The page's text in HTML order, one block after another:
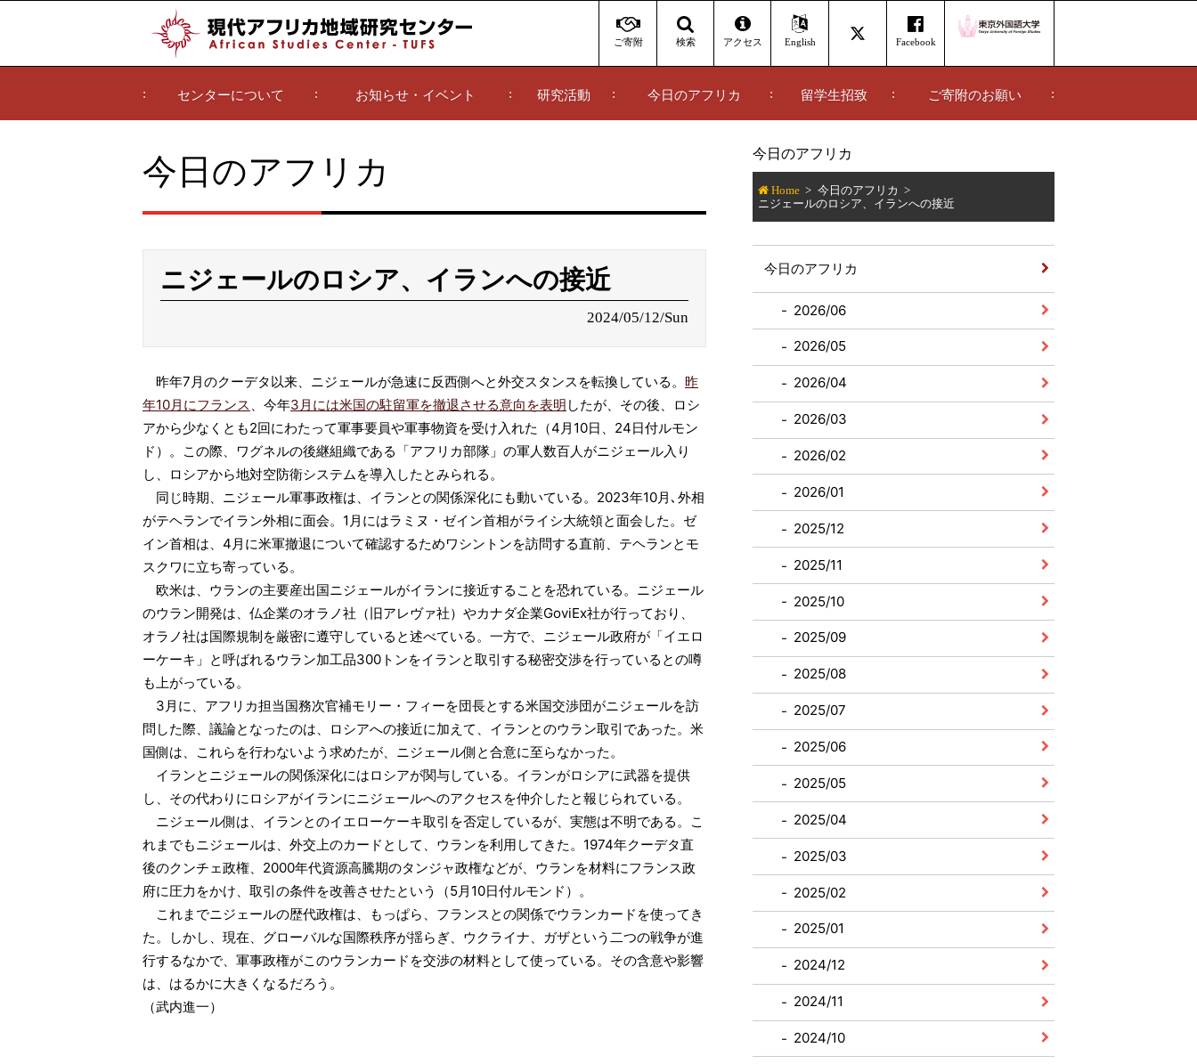
ご寄附 検索 アクセス English Facebook
センターについて お知らせ・イベント 研究活動 今日のアフリカ 留学生招致 ご寄附のお願い
今日のアフリカ
Home
今日のアフリカ
ニジェールのロシア、イランへの接近
今日のアフリカ
2026/06
2026/05
2026/04
2026/03
2026/02
2026/01
2025/12
2025/11
2025/10
2025/09
2025/08
2025/07
2025/06
2025/05
2025/04
2025/03
2025/02
2025/01
2024/12
2024/11
2024/10
今日のアフリカ
ニジェールのロシア、イランへの接近
2024/05/12/Sun
昨年7月のクーデタ以来、ニジェールが急速に反西側へと外交スタンスを転換している。 昨
年10月にフランス 、今年3月には米国の駐留軍を撤退させる意向を表明 したが、その後、ロシ
アから少なくとも2回にわたって軍事要員や軍事物資を受け入れた（4月10日、24日付ルモン
ド）。この際、ワグネルの後継組織である「アフリカ部隊」の軍人数百人がニジェール入り
し、ロシアから地対空防衛システムを導入したとみられる。
同じ時期、ニジェール軍事政権は、イランとの関係深化にも動いている。2023年10月､外相
がテヘランでイラン外相に面会。1月にはラミヌ・ゼイン首相がライシ大統領と面会した。ゼ
イン首相は、4月に米軍撤退について確認するためワシントンを訪問する直前、テヘランとモ
スクワに立ち寄っている。
欧米は、ウランの主要産出国ニジェールがイランに接近することを恐れている。ニジェール
のウラン開発は、仏企業のオラノ社（旧アレヴァ社）やカナダ企業GoviEx社が行っており、
オラノ社は国際規制を厳密に遵守していると述べている。一方で、ニジェール政府が「イエロ
ーケーキ」と呼ばれるウラン加工品300トンをイランと取引する秘密交渉を行っているとの噂
も上がっている。
3月に、アフリカ担当国務次官補モリー・フィーを団長とする米国交渉団がニジェールを訪
問した際、議論となったのは、ロシアへの接近に加えて、イランとのウラン取引であった。米
国側は、これらを行わないよう求めたが、ニジェール側と合意に至らなかった。
イランとニジェールの関係深化にはロシアが関与している。イランがロシアに武器を提供
し、その代わりにロシアがイランにニジェールへのアクセスを仲介したと報じられている。
ニジェール側は、イランとのイエローケーキ取引を否定しているが、実態は不明である。こ
れまでもニジェールは、外交上のカードとして、ウランを利用してきた。1974年クーデタ直
後のクンチェ政権、2000年代資源高騰期のタンジャ政権などが、ウランを材料にフランス政
府に圧力をかけ、取引の条件を改善させたという（5月10日付ルモンド）。
これまでニジェールの歴代政権は、もっぱら、フランスとの関係でウランカードを使ってき
た。しかし、現在、グローバルな国際秩序が揺らぎ、ウクライナ、ガザという二つの戦争が進
行するなかで、軍事政権がこのウランカードを交渉の材料として使っている。その含意や影響
は、はるかに大きくなるだろう。
（武内進一）